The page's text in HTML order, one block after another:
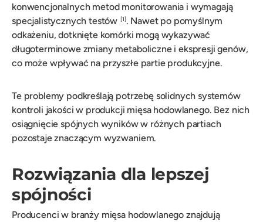
konwencjonalnych metod monitorowania i wymagają
specjalistycznych testów
[1]. Nawet po pomyślnym
odkażeniu, dotknięte komórki mogą wykazywać
długoterminowe zmiany metaboliczne i ekspresji genów,
co może wpływać na przyszłe partie produkcyjne.
Te problemy podkreślają potrzebę solidnych systemów
kontroli jakości w produkcji mięsa hodowlanego. Bez nich
osiągnięcie spójnych wyników w różnych partiach
pozostaje znaczącym wyzwaniem.
Rozwiązania dla lepszej
spójności
Producenci w branży mięsa hodowlanego znajdują